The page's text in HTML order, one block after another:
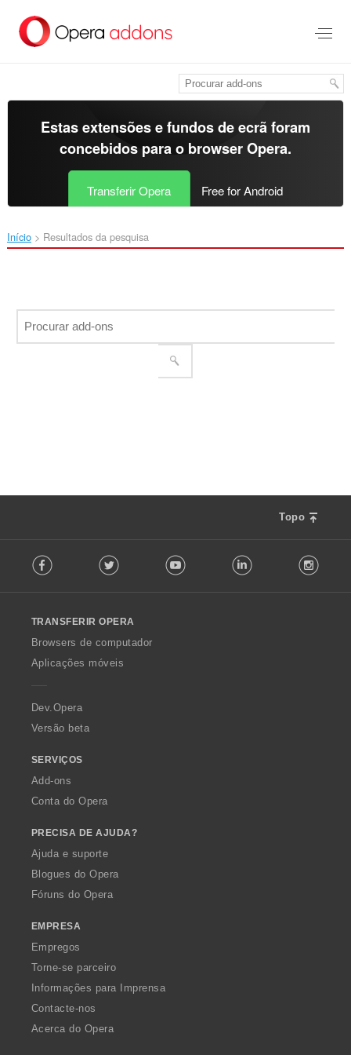
para
Estas extensões e fundos de ecrã foram
concebidos para o browser Opera.
Transferir Opera Free for Android
Início Resultados da pesquisa
Topo
o
w
O
p
a
Facebook Twitter Youtube LinkedIn
TRANSFERIR OPERA
Browsers de computador
Aplicações móveis
Dev.Opera
Versão beta
SERVIÇOS
Add-ons
Conta do Opera
PRECISA DE AJUDA?
Ajuda e suporte
Blogues do Opera
Fóruns do Opera
EMPRESA
Empregos
Torne-se parceiro
Informações para Imprensa
Contacte-nos
Acerca do Opera